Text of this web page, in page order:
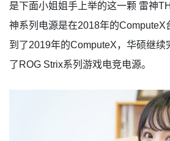
是下面小姐姐手上举的这一颗 雷神
神系列电源是在2018年的ComputeX
到了2019年的ComputeX，华硕继续
了ROG Strix系列游戏电竞电源。